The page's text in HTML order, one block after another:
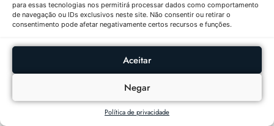
para essas tecnologias nos permitirá processar dados como comportamento
de navegação ou IDs exclusivos neste site. Não consentir ou retirar o
consentimento pode afetar negativamente certos recursos e funções.
Aceitar
Negar
Política de privacidade